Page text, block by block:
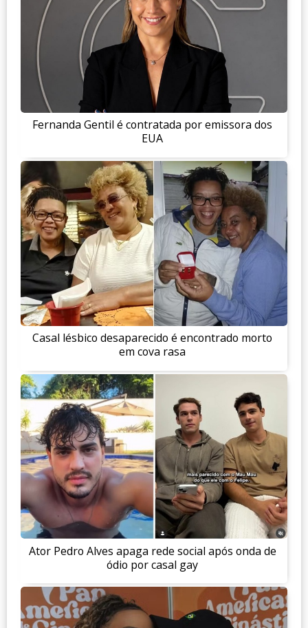
Fernanda Gentil é contratada por emissora dos
EUA
Casal lésbico desaparecido é encontrado morto
em cova rasa
Ator Pedro Alves apaga rede social após onda de
ódio por casal gay